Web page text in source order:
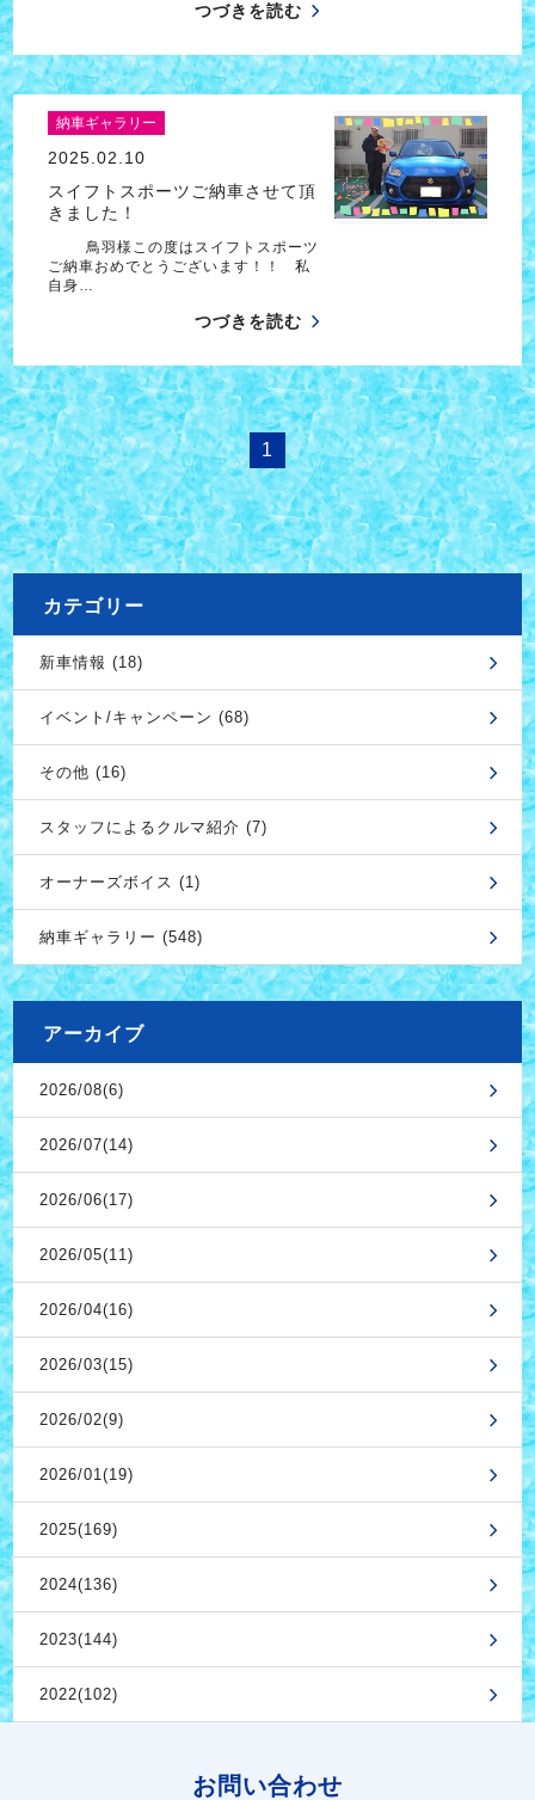
つづきを読む
納車ギャラリー
2025.02.10
スイフトスポーツご納車させて頂
きました！
鳥羽様この度はスイフトスポーツ
ご納車おめでとうございます！！ 私
自身…
つづきを読む
1
カテゴリー
新車情報 (18)
イベント/キャンペーン (68)
その他 (16)
スタッフによるクルマ紹介 (7)
オーナーズボイス (1)
納車ギャラリー (548)
アーカイブ
2026/08(6)
2026/07(14)
2026/06(17)
2026/05(11)
2026/04(16)
2026/03(15)
2026/02(9)
2026/01(19)
2025(169)
2024(136)
2023(144)
2022(102)
お問い合わせ